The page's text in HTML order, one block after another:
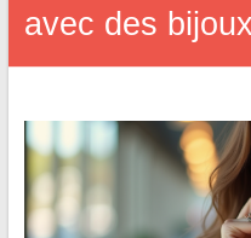
avec des